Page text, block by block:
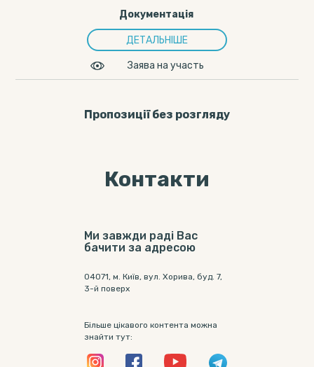
ДЕТАЛЬНІШЕ
Заява на участь
Пропозицiї без розгляду
Контакти
Ми завжди раді Вас
бачити за адресою
04071, м. Київ, вул. Хорива, буд. 7,
3-й поверх
Більше цікавого контента можна
знайти тут: